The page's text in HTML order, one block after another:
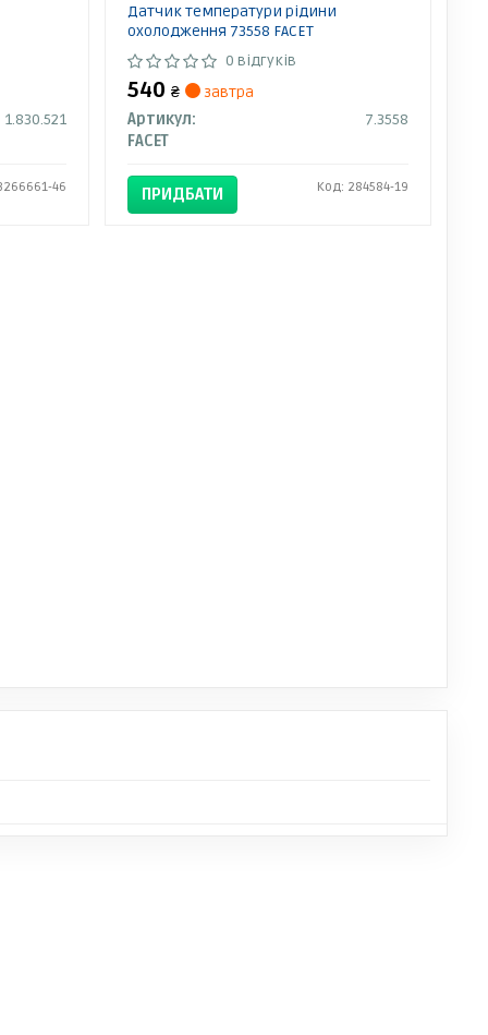
1.830.521
46
Датчик температури рідини
охолодження 73558 FACET
0 відгуків
540₴
завтра
Артикул:
7.3558
FACET
ПРИДБАТИ Код: 284584-19